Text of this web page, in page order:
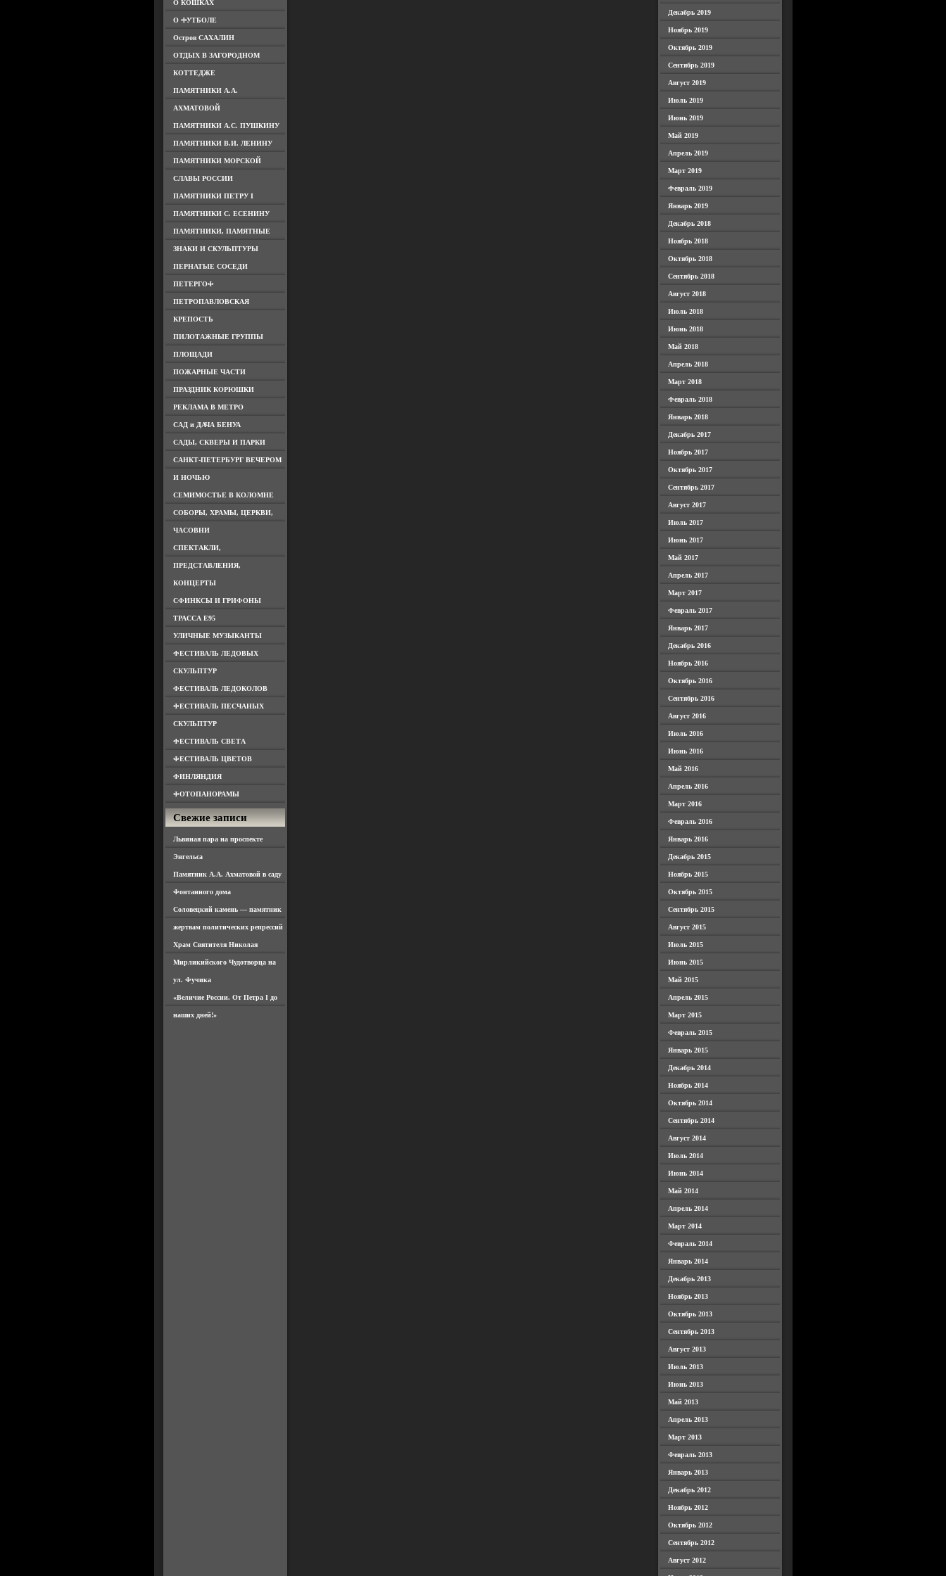
О КОШКАХ
О ФУТБОЛЕ
Остров САХАЛИН
ОТДЫХ В ЗАГОРОДНОМ
КОТТЕДЖЕ
ПАМЯТНИКИ А.А.
АХМАТОВОЙ
ПАМЯТНИКИ А.С. ПУШКИНУ
ПАМЯТНИКИ В.И. ЛЕНИНУ
ПАМЯТНИКИ МОРСКОЙ
СЛАВЫ РОССИИ
ПАМЯТНИКИ ПЕТРУ I
ПАМЯТНИКИ С. ЕСЕНИНУ
ПАМЯТНИКИ, ПАМЯТНЫЕ
ЗНАКИ И СКУЛЬПТУРЫ
ПЕРНАТЫЕ СОСЕДИ
ПЕТЕРГОФ
ПЕТРОПАВЛОВСКАЯ
КРЕПОСТЬ
ПИЛОТАЖНЫЕ ГРУППЫ
ПЛОЩАДИ
ПОЖАРНЫЕ ЧАСТИ
ПРАЗДНИК КОРЮШКИ
РЕКЛАМА В МЕТРО
САД и ДАЧА БЕНУА
САДЫ, СКВЕРЫ И ПАРКИ
САНКТ-ПЕТЕРБУРГ ВЕЧЕРОМ
И НОЧЬЮ
СЕМИМОСТЬЕ В КОЛОМНЕ
СОБОРЫ, ХРАМЫ, ЦЕРКВИ,
ЧАСОВНИ
СПЕКТАКЛИ,
ПРЕДСТАВЛЕНИЯ,
КОНЦЕРТЫ
СФИНКСЫ И ГРИФОНЫ
ТРАССА Е95
УЛИЧНЫЕ МУЗЫКАНТЫ
ФЕСТИВАЛЬ ЛЕДОВЫХ
СКУЛЬПТУР
ФЕСТИВАЛЬ ЛЕДОКОЛОВ
ФЕСТИВАЛЬ ПЕСЧАНЫХ
СКУЛЬПТУР
ФЕСТИВАЛЬ СВЕТА
ФЕСТИВАЛЬ ЦВЕТОВ
ФИНЛЯНДИЯ
ФОТОПАНОРАМЫ
Свежие записи
Львиная пара на проспекте
Энгельса
Памятник А.А. Ахматовой в саду
Фонтанного дома
Соловецкий камень — памятник
жертвам политических репрессий
Храм Святителя Николая
Мирликийского Чудотворца на
ул. Фучика
«Величие России. От Петра I до
наших дней!»
Декабрь 2019
Ноябрь 2019
Октябрь 2019
Сентябрь 2019
Август 2019
Июль 2019
Июнь 2019
Май 2019
Апрель 2019
Март 2019
Февраль 2019
Январь 2019
Декабрь 2018
Ноябрь 2018
Октябрь 2018
Сентябрь 2018
Август 2018
Июль 2018
Июнь 2018
Май 2018
Апрель 2018
Март 2018
Февраль 2018
Январь 2018
Декабрь 2017
Ноябрь 2017
Октябрь 2017
Сентябрь 2017
Август 2017
Июль 2017
Июнь 2017
Май 2017
Апрель 2017
Март 2017
Февраль 2017
Январь 2017
Декабрь 2016
Ноябрь 2016
Октябрь 2016
Сентябрь 2016
Август 2016
Июль 2016
Июнь 2016
Май 2016
Апрель 2016
Март 2016
Февраль 2016
Январь 2016
Декабрь 2015
Ноябрь 2015
Октябрь 2015
Сентябрь 2015
Август 2015
Июль 2015
Июнь 2015
Май 2015
Апрель 2015
Март 2015
Февраль 2015
Январь 2015
Декабрь 2014
Ноябрь 2014
Октябрь 2014
Сентябрь 2014
Август 2014
Июль 2014
Июнь 2014
Май 2014
Апрель 2014
Март 2014
Февраль 2014
Январь 2014
Декабрь 2013
Ноябрь 2013
Октябрь 2013
Сентябрь 2013
Август 2013
Июль 2013
Июнь 2013
Май 2013
Апрель 2013
Март 2013
Февраль 2013
Январь 2013
Декабрь 2012
Ноябрь 2012
Октябрь 2012
Сентябрь 2012
Август 2012